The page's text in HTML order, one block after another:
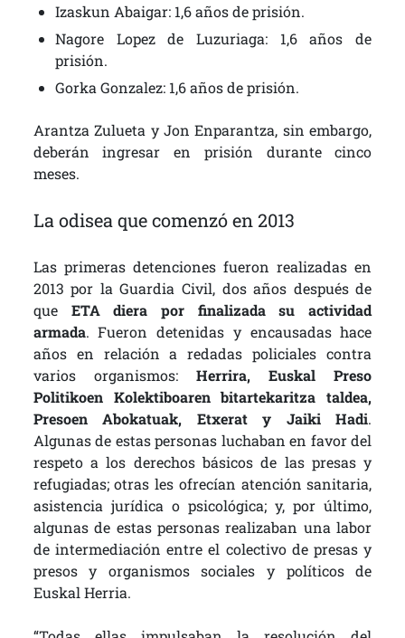
Izaskun Abaigar: 1,6 años de prisión.
Nagore Lopez de Luzuriaga: 1,6 años de
prisión.
Gorka Gonzalez: 1,6 años de prisión.
Arantza Zulueta y Jon Enparantza, sin embargo,
deberán ingresar en prisión durante cinco
meses.
La odisea que comenzó en 2013
Las primeras detenciones fueron realizadas en
2013 por la Guardia Civil, dos años después de
que ETA diera por finalizada su actividad
armada. Fueron detenidas y encausadas hace
años en relación a redadas policiales contra
varios organismos: Herrira, Euskal Preso
Politikoen Kolektiboaren bitartekaritza taldea,
Presoen Abokatuak, Etxerat y Jaiki Hadi.
Algunas de estas personas luchaban en favor del
respeto a los derechos básicos de las presas y
refugiadas; otras les ofrecían atención sanitaria,
asistencia jurídica o psicológica; y, por último,
algunas de estas personas realizaban una labor
de intermediación entre el colectivo de presas y
presos y organismos sociales y políticos de
Euskal Herria.